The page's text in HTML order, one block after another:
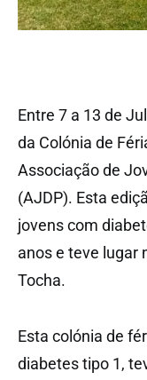
Entre 7 a 13 de
da Colónia de
Associação de
(AJDP). Esta
jovens com
anos e teve lugar
Tocha.
Esta colónia de
diabetes tipo 1,